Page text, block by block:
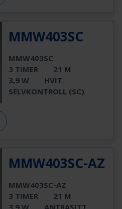
MMW403SC
MMW403SC
3 TIMER
21 M
3,9 W
HVIT
SELVKONTROLL (SC)
MMW403SC-AZ
MMW403SC-AZ
3 TIMER
21 M
3,9 W
ANTRASITT